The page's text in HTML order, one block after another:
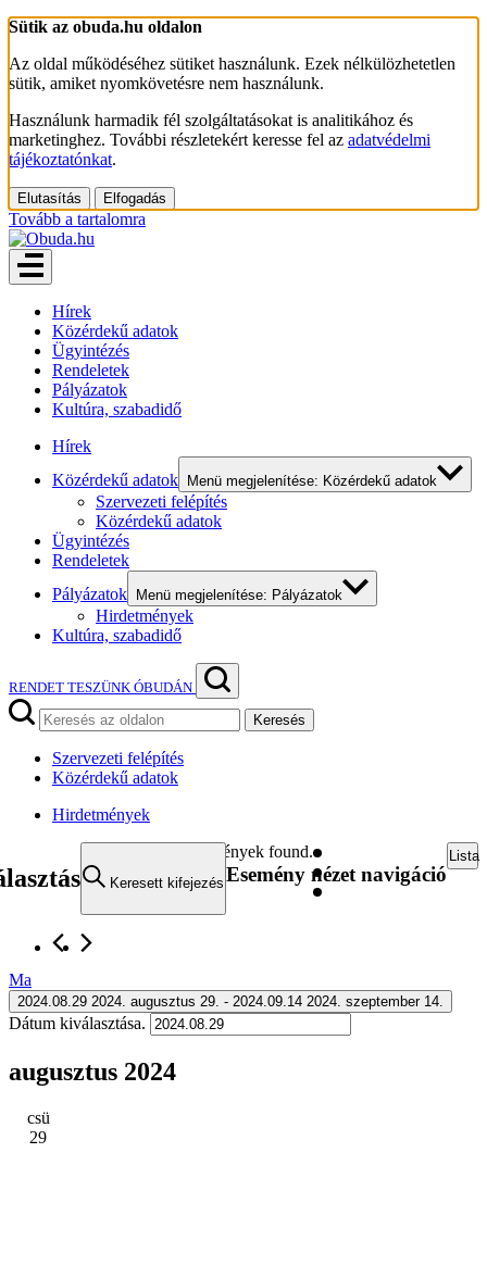
Sütik az obuda.hu oldalon
Az oldal működéséhez sütiket használunk. Ezek nélkülözhetetlen
sütik, amiket nyomkövetésre nem használunk.
Használunk harmadik fél szolgáltatásokat is analitikához és
marketinghez. További részletekért keresse fel az adatvédelmi
tájékoztatónkat.
Elutasítás Elfogadás
Tovább a tartalomra
Hírek
Közérdekű adatok
Ügyintézés
Rendeletek
Pályázatok
Kultúra, szabadidő
Hírek
Közérdekű adatok
Menü megjelenítése: Közérdekű adatok
Szervezeti felépítés
Közérdekű adatok
Ügyintézés
Rendeletek
Pályázatok
Menü megjelenítése: Pályázatok
Hirdetmények
Kultúra, szabadidő
RENDET TESZÜNK ÓBUDÁN
Keresés
Szervezeti felépítés
Közérdekű adatok
Hirdetmények
20 események found.
Keresett kifejezés Esemény nézet navigáció
Lista
Ma
2024.08.29 2024. augusztus 29. - 2024.09.14 2024. szeptember 14.
Dátum kiválasztása.
augusztus 2024
csü
29